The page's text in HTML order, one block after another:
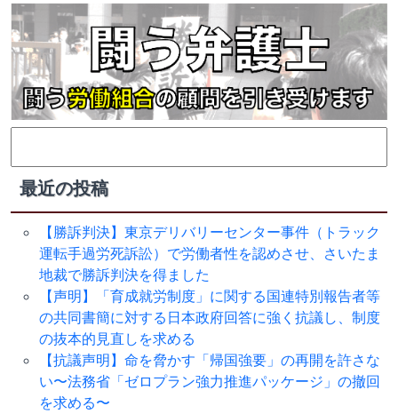
索:
最近の投稿
【勝訴判決】東京デリバリーセンター事件（トラック
運転手過労死訴訟）で労働者性を認めさせ、さいたま
地裁で勝訴判決を得ました
【声明】「育成就労制度」に関する国連特別報告者等
の共同書簡に対する日本政府回答に強く抗議し、制度
の抜本的見直しを求める
【抗議声明】命を脅かす「帰国強要」の再開を許さな
い〜法務省「ゼロプラン強力推進パッケージ」の撤回
を求める〜